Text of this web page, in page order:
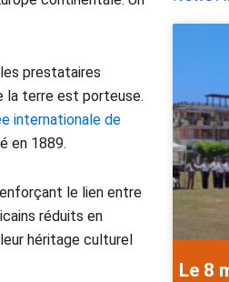
prestataires
la terre est porteuse.
internationale de
en 1889.
le lien entre
réduits en
héritage culturel
Le 8